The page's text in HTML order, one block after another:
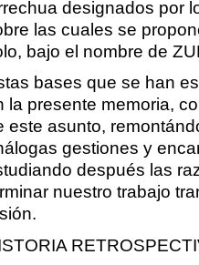
designados por
las cuales se
bajo el nombre de
bases que se han
la presente memoria,
este asunto,
gestiones y
después las
nuestro trabajo